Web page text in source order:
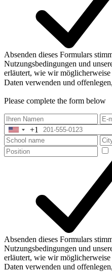
Absenden dieses Formulars
Nutzungsbedingungen und
erläutert, wie wir
Daten verwenden und
Please complete the form below
United
States
+1
+1
Absenden dieses Formulars
Nutzungsbedingungen und
erläutert, wie wir
Daten verwenden und